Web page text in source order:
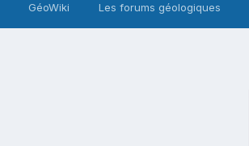
GéoWiki Les forums géologiques